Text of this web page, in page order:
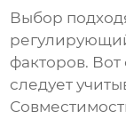
Выбор
факторов.
следует